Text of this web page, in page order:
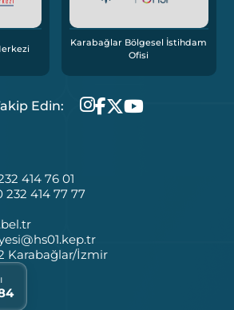
Karabağlar Bölgesel İstihdam
Ofisi
Edin:
414 76 01
232 414 77 77
Karabağlar/İzmir